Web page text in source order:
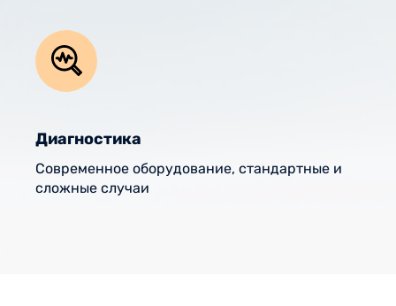
Диагностика
Современное оборудование, стандартные и
сложные случаи